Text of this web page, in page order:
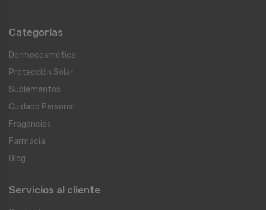
Categorías
Dermocosmética
Protección Solar
Suplementos
Cuidado Personal
Fragancias
Farmacia
Blog
Servicios al cliente